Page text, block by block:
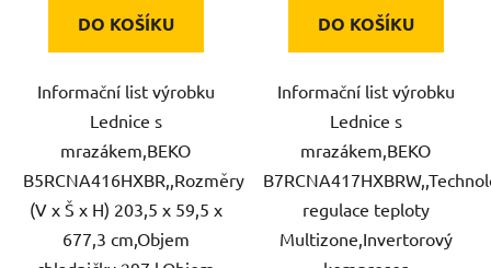
DO KOŠÍKU
Informační list výrobku
Lednice s
mrazákem,BEKO
B5RCNA416HXBR,,Rozměry
(V x Š x H) 203,5 x 59,5 x
677,3 cm,Objem
DO KOŠÍKU
Informační list výrobku
Lednice s
mrazákem,BEKO
regulace teploty
Multizone,Invertorový